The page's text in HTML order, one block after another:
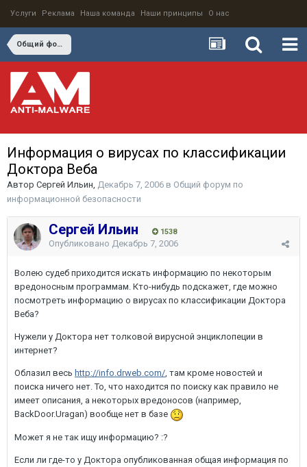
Услуги Реклама Наша команда Наши принципы О нас
Общий форум по информационной безопасности
Информация о вирусах по классификации
Доктора Веба
Автор Сергей Ильин, Декабрь 7, 2006 в Общий форум по
информационной безопасности
Сергей Ильин 1538
Опубликовано Декабрь 7, 2006
Волею судеб приходится искать информацию по некоторым
вредоносным программам. Кто-нибудь подскажет, где можно
посмотреть информацию о вирусах по классификации Доктора
Веба?
Нужели у Доктора нет толковой вирусной энциклопеции в
интернет?
Облазил весь http://info.drweb.com/, там кроме новостей и
поиска ничего нет. То, что находится по поиску как правило не
имеет описания, а некоторых вредоносов (например,
BackDoor.Uragan) вообще нет в базе
Может я не так ищу информацию? :?
Если ли где-то у Доктора опубликованная общая информация по